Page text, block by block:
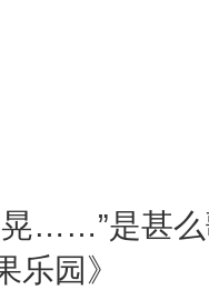
……”是甚
乐园》